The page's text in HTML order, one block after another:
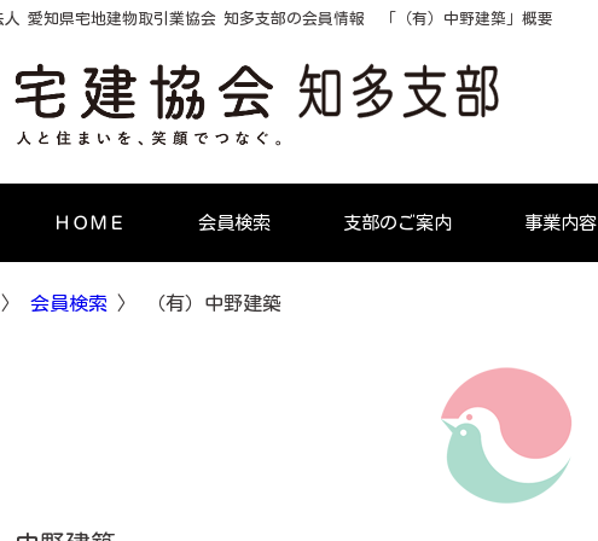
人 愛知県宅地建物取引業協会 知多支部の会員情報 「（有）中野建築」概要
ＨＯＭＥ 会員検索 支部のご案内 事業内容
〉 会員検索 〉 （有）中野建築